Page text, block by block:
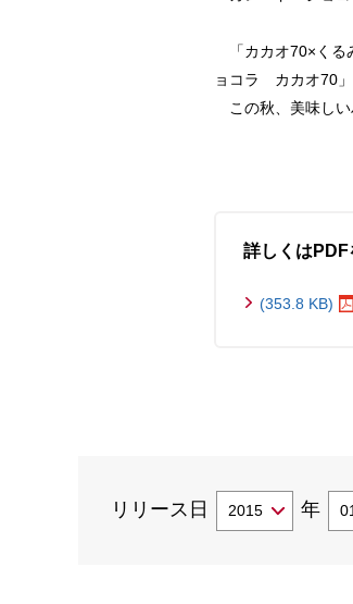
「カカオ70×くる
ョコラ カカオ70」
この秋、美味しい
詳しくはPDF
(353.8 KB)
リリース日 年